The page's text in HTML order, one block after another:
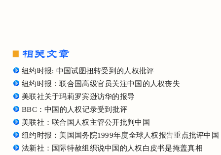
纽约时报: 中国试图扭转受到的人权批评
纽约时报：联合国高级官员关注中国的人权丧失
美联社关于玛莉罗宾逊访华的报导
BBC：中国的人权记录受到批评
美联社：联合国人权主管公开批判中国
纽约时报：美国国务院1999年度全球人权报告重点批评中国
法新社：国际特赦组织说中国的人权白皮书是掩盖真相